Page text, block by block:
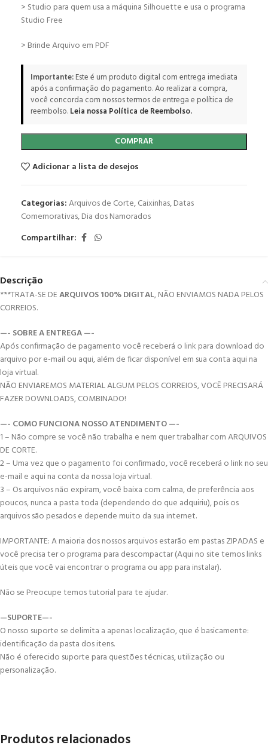
> Studio para quem usa a máquina Silhouette e usa o programa
Studio Free
> Brinde Arquivo em PDF
Importante:Este é um produto digital com entrega imediata
após a confirmação do pagamento. Ao realizar a compra,
você concorda com nossos termos de entrega e política de
reembolso.Leia nossa Política de Reembolso.
COMPRAR
Adicionar a lista de desejos
Categorias:Arquivos de Corte,Caixinhas,Datas
Comemorativas,Dia dos Namorados
Compartilhar:
Descrição
***TRATA-SE DEARQUIVOS 100% DIGITAL, NÃO ENVIAMOS NADA PELOS
CORREIOS.
—- SOBRE A ENTREGA —-
Após confirmação de pagamento você receberá o link para download do
arquivo por e-mail ou aqui, além de ficar disponível em sua conta aqui na
loja virtual.
NÃO ENVIAREMOS MATERIAL ALGUM PELOS CORREIOS, VOCÊ PRECISARÁ
FAZER DOWNLOADS, COMBINADO!
—- COMO FUNCIONA NOSSO ATENDIMENTO —-
1 – Não compre se você não trabalha e nem quer trabalhar com ARQUIVOS
DE CORTE.
2 – Uma vez que o pagamento foi confirmado, você receberá o link no seu
e-mail e aqui na conta da nossa loja virtual.
3 – Os arquivos não expiram, você baixa com calma, de preferência aos
poucos, nunca a pasta toda (dependendo do que adquiriu), pois os
arquivos são pesados e depende muito da sua internet.
IMPORTANTE: A maioria dos nossos arquivos estarão em pastas ZIPADAS e
você precisa ter o programa para descompactar (Aqui no site temos links
úteis que você vai encontrar o programa ou app para instalar).
Não se Preocupe temos tutorial para te ajudar.
—SUPORTE—-
O nosso suporte se delimita a apenas localização, que é basicamente:
identificação da pasta dos itens.
Não é oferecido suporte para questões técnicas, utilização ou
personalização.
Produtos relacionados